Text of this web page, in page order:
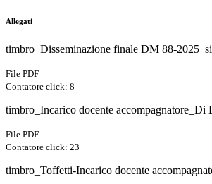
Allegati
timbro_Disseminazione finale DM 88-
File PDF
Contatore click: 8
timbro_Incarico docente accompagnatore_Di
File PDF
Contatore click: 23
timbro_Toffetti-Incarico docente